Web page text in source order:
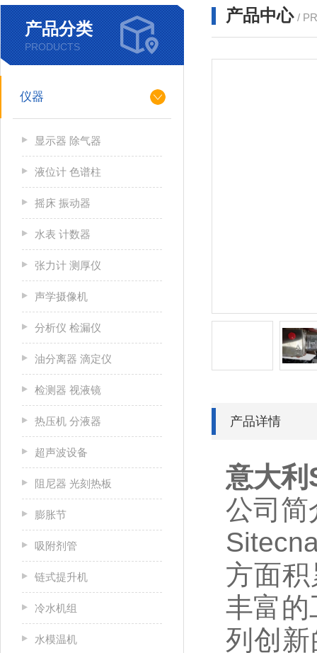
产品分类
PRODUCTS
仪器
显示器 除气器
液位计 色谱柱
摇床 振动器
水表 计数器
张力计 测厚仪
声学摄像机
分析仪 检漏仪
油分离器 滴定仪
检测器 视液镜
热压机 分液器
超声波设备
阻尼器 光刻热板
膨胀节
吸附剂管
链式提升机
冷水机组
水模温机
产品中心 /
产品详情
意大
公司简
方面
丰富的
列创